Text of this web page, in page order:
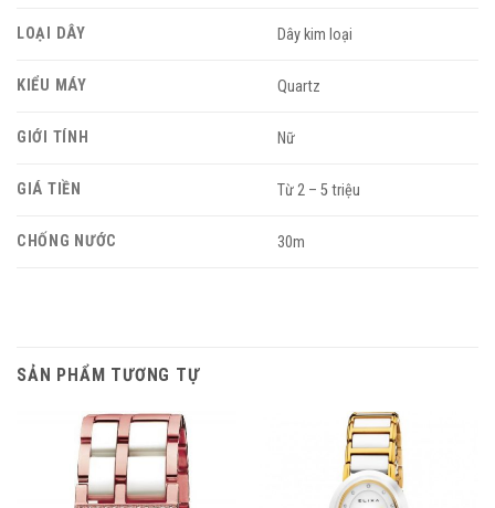
LOẠI DÂY Dây kim loại
KIỂU MÁY Quartz
GIỚI TÍNH Nữ
GIÁ TIỀN Từ 2 – 5 triệu
CHỐNG NƯỚC 30m
SẢN PHẨM TƯƠNG TỰ